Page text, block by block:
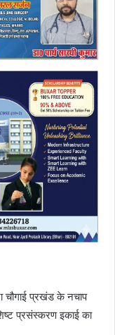
चौगाई प्रखंड के नचाप
प्रसंस्करण इकाई का